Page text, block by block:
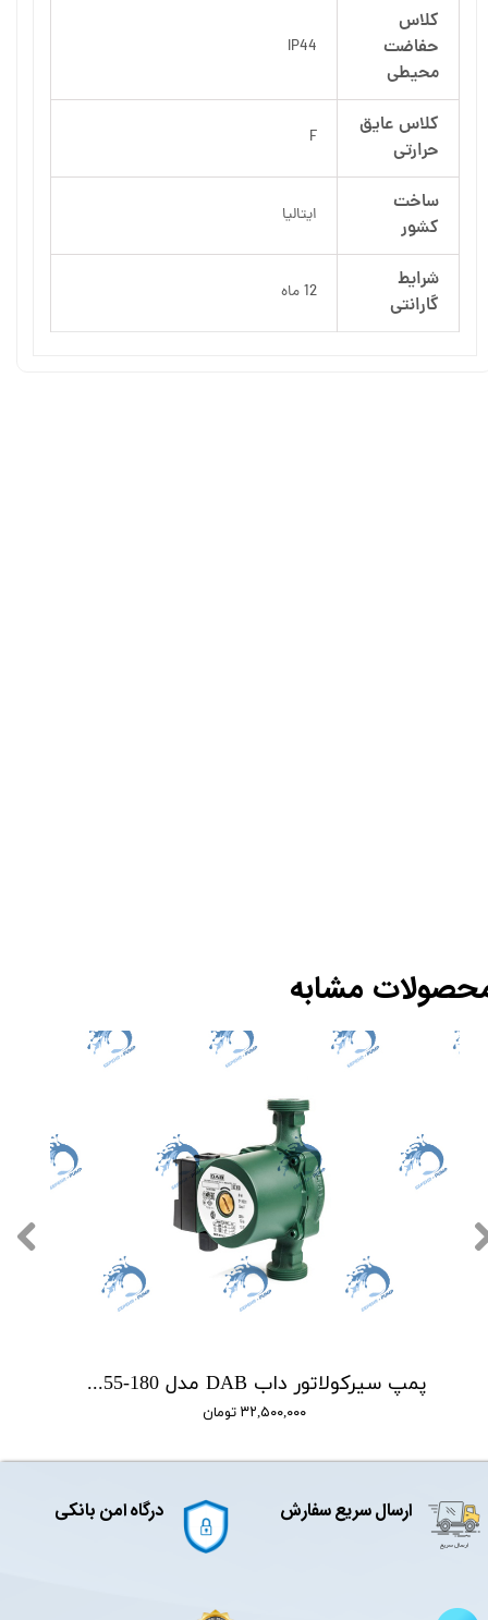
کلاس
حفاضت
محیطی
IP44
کلاس عایق
حرارتی
F
ساخت
کشور
ایتالیا
شرایط
گارانتی
12 ماه
پمپ سیرکولاتور داب DAB مدل VA55-180
۳۲,۵۰۰,۰۰۰ تومان
مشابه
ارسال سریع سفارش درگاه امن بانکی